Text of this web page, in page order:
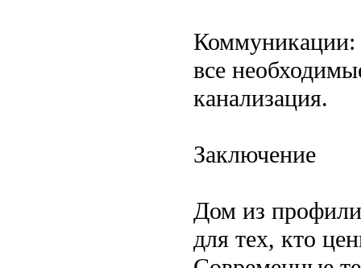
Коммуникации:
все
канализация.
Заключение
Дом из
для тех, кто